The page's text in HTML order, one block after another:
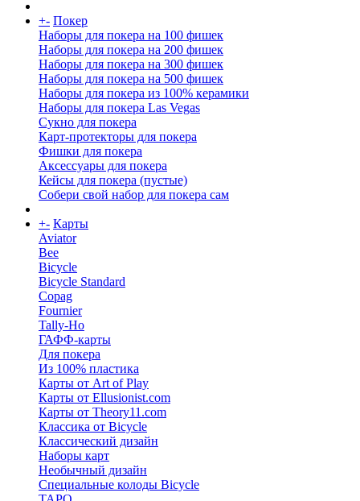
+- Покер
Наборы для покера на 100 фишек
Наборы для покера на 200 фишек
Наборы для покера на 300 фишек
Наборы для покера на 500 фишек
Наборы для покера из 100% керамики
Наборы для покера Las Vegas
Сукно для покера
Карт-протекторы для покера
Фишки для покера
Аксессуары для покера
Кейсы для покера (пустые)
Собери свой набор для покера сам
+- Карты
Aviator
Bee
Bicycle
Bicycle Standard
Copag
Fournier
Tally-Ho
ГАФФ-карты
Для покера
Из 100% пластика
Карты от Art of Play
Карты от Ellusionist.com
Карты от Theory11.com
Классика от Bicycle
Классический дизайн
Наборы карт
Необычный дизайн
Специальные колоды Bicycle